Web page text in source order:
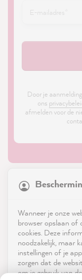
Door je
ons
afmelden voor de
Service
Neem contact
Wanneer je onze
browser opslaan of
cookies. Deze
noodzakelijk, maar
instellingen of je
zorgen dat de
om je gebruik van
21,869